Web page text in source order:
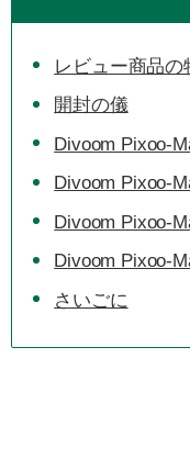
レビュー商品の
開封の儀
Divoom Pixoo-
Divoom Pixoo-
Divoom Pixoo-
Divoom Pixoo-
さいごに